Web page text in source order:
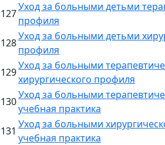
127
Уход за больными детьми
профиля
128
Уход за больными детьми
профиля
129
Уход за больными
хирургического профиля
130
Уход за больными
учебная практика
131
Уход за больными
учебная практика